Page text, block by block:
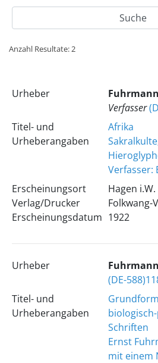
Anzahl Resultate: 2
Urheber
Verfasser
Titel- und
Urheberangaben
Afrika
Verfasser:
Erscheinungsort
Verlag/Drucker
Erscheinungsdatum
Hagen
Folkwang-
1922
Urheber
(DE-
Titel- und
Urheberangaben
Schriften
Ernst
mit einem